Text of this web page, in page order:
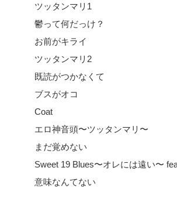
ツッタンマリ1
鬱って何だっけ？
お前がキライ
ツッタンマリ2
既読がつかなくて
ブスがオコ
Coat
エロ神音頭〜ツッタンマリ〜
まだ覚めない
Sweet 19 Blues〜オレには遠い〜
意味なんてない